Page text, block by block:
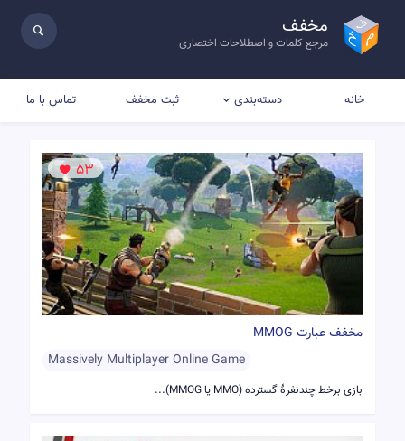
مخفف
مرجع کلمات و اصطلاحات اختصاری
خانه دسته‌بندی ثبت مخفف تماس با ما
53
مخفف عبارت MMOG
Massively Multiplayer Online Game
بازی برخط چندنفرهٔ گسترده (MMO یا MMOG)...